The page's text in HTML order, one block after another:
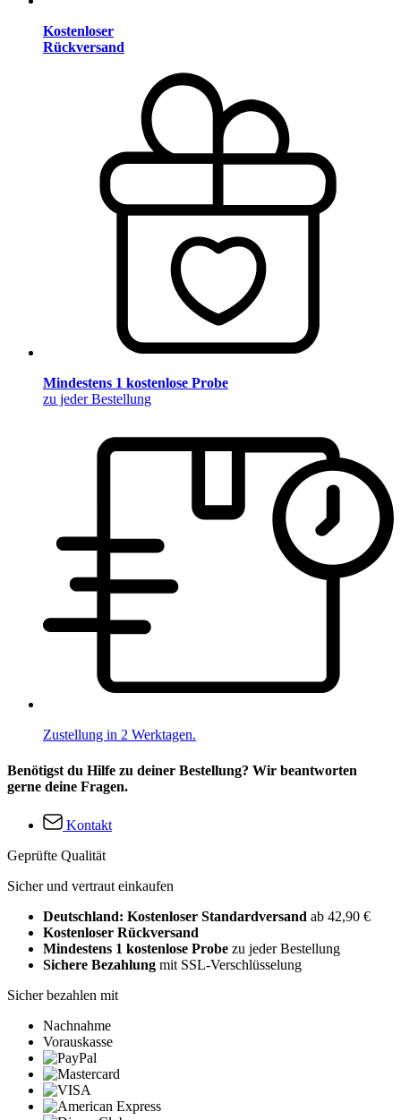
Kostenloser
Rückversand
Mindestens 1 kostenlose Probe
zu jeder Bestellung
Zustellung in 2 Werktagen.
Benötigst du Hilfe zu deiner Bestellung? Wir beantworten
gerne deine Fragen.
Kontakt
Geprüfte Qualität
Sicher und vertraut einkaufen
Deutschland: Kostenloser Standardversand ab 42,90 €
Kostenloser Rückversand
Mindestens 1 kostenlose Probe zu jeder Bestellung
Sichere Bezahlung mit SSL-Verschlüsselung
Sicher bezahlen mit
Nachnahme
Vorauskasse